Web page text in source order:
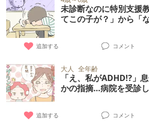
未診断なのに特別支援
てこの子が？」から「
追加する コメント
大人 全年齢
「え、私がADHD!?」
かの指摘…病院を受診
追加する コメント